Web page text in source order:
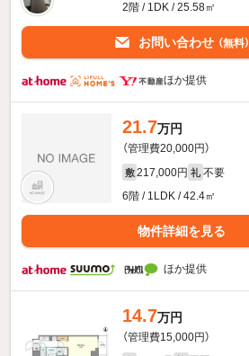
2階 / 1DK / 25.58㎡
お問い合わせ （無料）
ほか提供
21.7万円
（管理費20,000円）
敷 217,000円 礼 不要
6階 / 1LDK / 42.4㎡
物件詳細を見る
ほか提供
14.7万円
（管理費15,000円）